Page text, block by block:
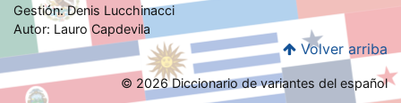
Gestión: Denis Lucchinacci
Autor: Lauro Capdevila
Volver arriba
© 2026 Diccionario de variantes del español